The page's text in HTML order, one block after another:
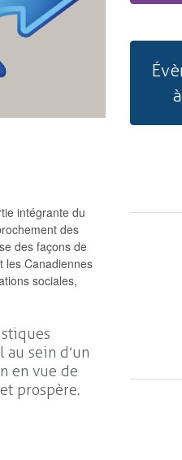
intégrante du
des
des façons de
les Canadiennes
sociales,
au sein d’un
en vue de
prospère.